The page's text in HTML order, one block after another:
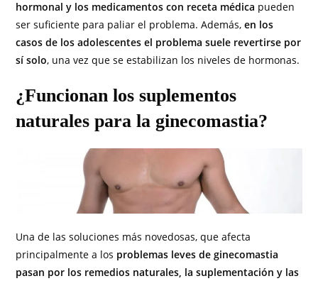
hormonal y los medicamentos con receta médica pueden
ser suficiente para paliar el problema. Además,en los
casos de los adolescentes el problema suele revertirse por
sí solo, una vez que se estabilizan los niveles de hormonas.
¿Funcionan los suplementos
naturales para la ginecomastia?
Una de las soluciones más novedosas, que afecta
principalmente a los problemas leves de ginecomastia
pasan por los remedios naturales, la suplementación y las